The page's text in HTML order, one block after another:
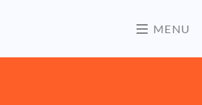
MENU